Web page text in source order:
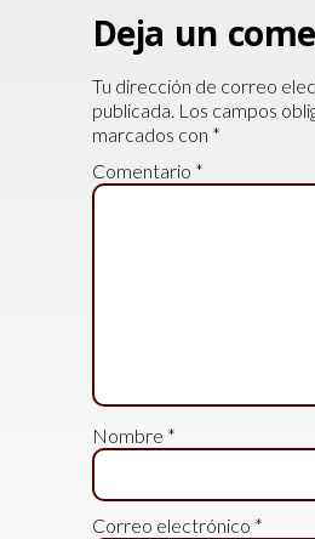
Deja un
Tu dirección de correo
publicada. Los campos
marcados con *
Comentario *
Nombre *
Correo electrónico *